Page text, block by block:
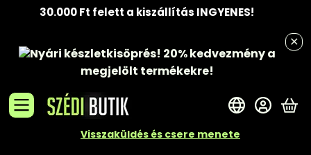
30.000 Ft felett a kiszállítás INGYENES!
Nyári készletkisöprés! 20% kedvezménya
megjelölt termékekre!
Visszaküldés és csere menete
A